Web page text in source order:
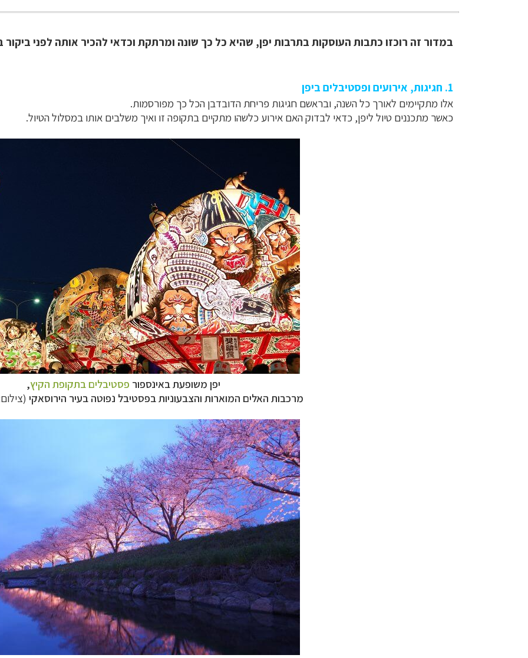
במדור זה רוכזו כתבות העוסקות בתרבות יפן, שהיא כל כך שונה ומרתקת וכדאי להכיר אותה לפני ביקור
1. חגיגות, אירועים ו
פסטיבלים ביפן
אלו מתקיימים לאורך כל השנה, ובראשם חגיגות פריחת הדובדבן הכל כך מפורסמות.
כאשר מתכננים טיול ליפן, כדאי לבדוק האם אירוע כלשהו מתקיים בתקופה זו ואיך משלבים אותו במסלול הטיול.
יפן משופעת באינספור פסטיבלים בתקופת הקיץ,
מרכבות האלים המוארות והצבעוניות בפסטיבל נפוטה בעיר הירוסאקי
טיולים למזרח הרחוק
לחצו לרשימת יעדים »
תכנוןטיולים לפולינזיה הצרפתית
לחצו לפרטים »
טיולים לאוסטרליה וניו זילנדלחצו לרשימת ההצעות »